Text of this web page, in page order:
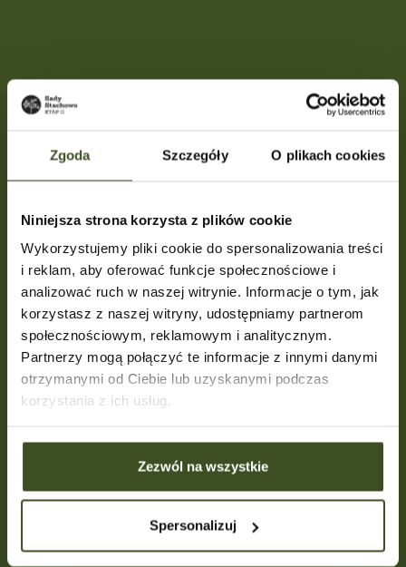
Zgoda Szczegóły O plikach cookies
Niniejsza strona korzysta z plików cookie
Wykorzystujemy pliki cookie do spersonalizowania treści
i reklam, aby oferować funkcje społecznościowe i
analizować ruch w naszej witrynie. Informacje o tym, jak
korzystasz z naszej witryny, udostępniamy partnerom
społecznościowym, reklamowym i analitycznym.
Partnerzy mogą połączyć te informacje z innymi danymi
otrzymanymi od Ciebie lub uzyskanymi podczas
korzystania z ich usług.
Zezwól na wszystkie
Spersonalizuj